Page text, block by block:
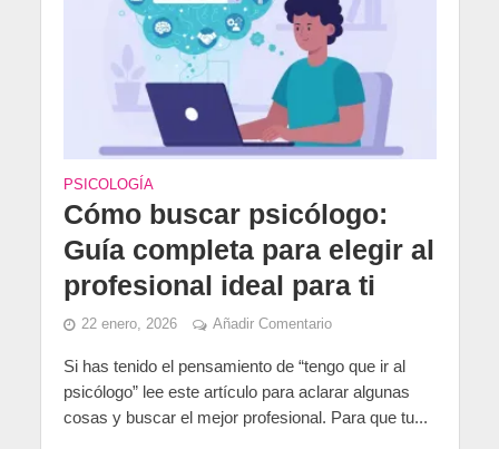
PSICOLOGÍA
Cómo buscar psicólogo:
Guía completa para elegir al
profesional ideal para ti
22 enero, 2026 Añadir Comentario
Si has tenido el pensamiento de “tengo que ir al
psicólogo” lee este artículo para aclarar algunas
cosas y buscar el mejor profesional. Para que tu...